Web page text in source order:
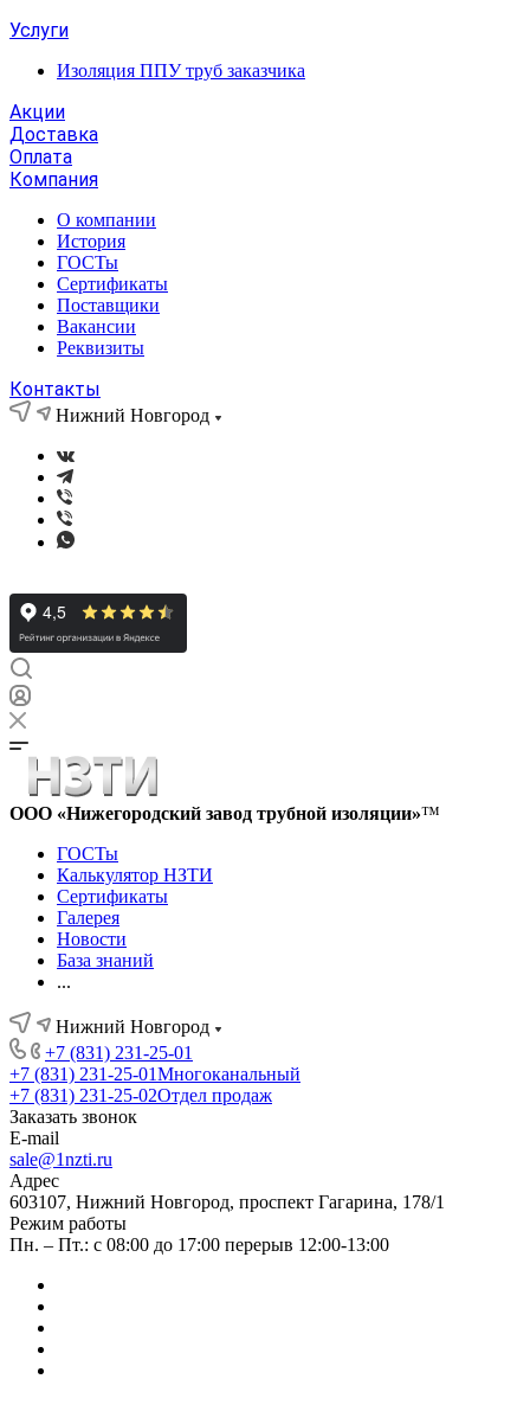
Услуги
Изоляция ППУ труб заказчика
Акции
Доставка
Оплата
Компания
О компании
История
ГОСТы
Сертификаты
Поставщики
Вакансии
Реквизиты
Контакты
Нижний Новгород
ООО «Нижегородский завод трубной изоляции»™
ГОСТы
Калькулятор НЗТИ
Сертификаты
Галерея
Новости
База знаний
...
Нижний Новгород
+7 (831) 231-25-01
+7 (831) 231-25-01Многоканальный
+7 (831) 231-25-02Отдел продаж
Заказать звонок
E-mail
sale@1nzti.ru
Адрес
603107, Нижний Новгород, проспект Гагарина, 178/1
Режим работы
Пн. – Пт.: с 08:00 до 17:00 перерыв 12:00-13:00